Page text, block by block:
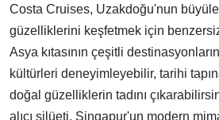
Costa Cruises, Uzakdoğu'nun
güzelliklerini keşfetmek için
Asya kıtasının çeşitli
kültürleri deneyimleyebilir, tarihi
doğal güzelliklerin tadını
alıcı silüeti, Singapur'un modern